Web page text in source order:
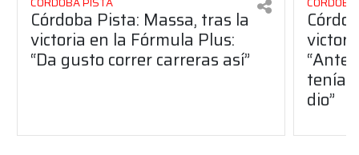
Córdoba Pista: Massa, tras la
victoria en la Fórmula Plus:
“Da gusto correr carreras así”
dio”